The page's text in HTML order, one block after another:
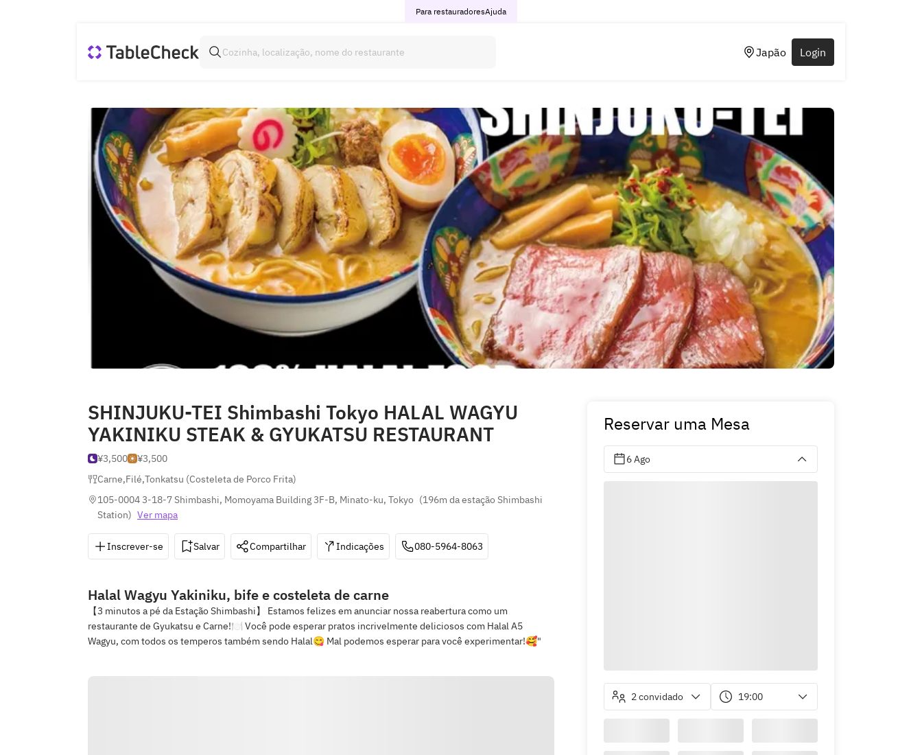
Para restauradoresAjuda
Japão Login
SHINJUKU-TEI Shimbashi Tokyo HALAL WAGYU
YAKINIKU STEAK & GYUKATSU RESTAURANT
¥3,500
¥3,500
Carne,Filé,Tonkatsu (Costeleta de Porco Frita)
105-0004 3-18-7 Shimbashi, Momoyama Building 3F-B, Minato-ku, Tokyo (196m da estação Shimbashi
Station) Ver mapa
Inscrever-se Salvar Compartilhar Indicações 080-5964-8063
Halal Wagyu Yakiniku, bife e costeleta de carne
【3 minutos a pé da Estação Shimbashi】 Estamos felizes em anunciar nossa reabertura como um
restaurante de Gyukatsu e Carne!🍽️ Você pode esperar pratos incrivelmente deliciosos com Halal A5
Wagyu, com todos os temperos também sendo Halal😋 Mal podemos esperar para você experimentar!🥰"
Reservar uma Mesa
6 Ago
2 convidado 19:00